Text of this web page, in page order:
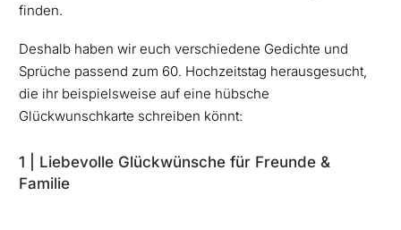
finden.
Deshalb haben wir euch verschiedene Gedichte und
Sprüche passend zum 60. Hochzeitstag herausgesucht,
die ihr beispielsweise auf eine hübsche
Glückwunschkarte schreiben könnt:
1 | Liebevolle Glückwünsche für Freunde &
Familie